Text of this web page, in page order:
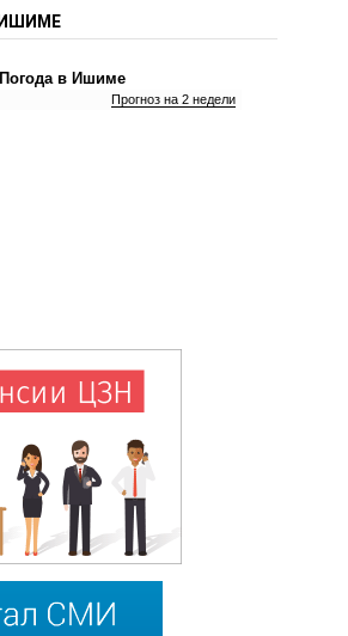
Погода в Ишиме
Прогноз на 2 недели